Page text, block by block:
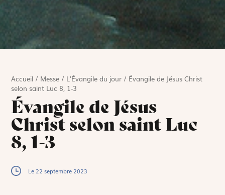
Accueil / Messe / L'Évangile du jour / Évangile de Jésus Christ
selon saint Luc 8, 1-3
Évangile de Jésus
Christ selon saint Luc
8, 1-3
Le 22 septembre 2023